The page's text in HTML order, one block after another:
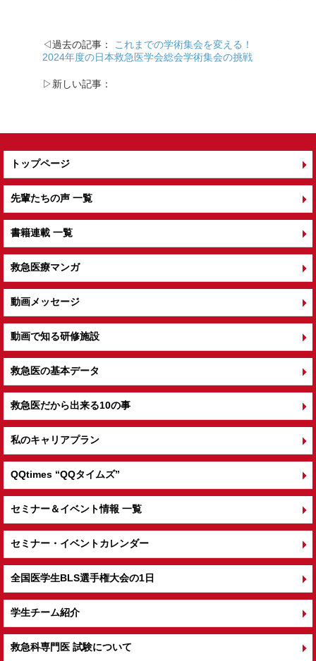
◁過去の記事：
これまでの学術集会を変える！
2024年度の日本救急医学会総会学術集会の挑戦
▷新しい記事：
トップページ
先輩たちの声 一覧
書籍連載 一覧
救急医療マンガ
動画メッセージ
動画で知る研修施設
救急医の基本データ
救急医だから出来る10の事
私のキャリアプラン
QQtimes “QQタイムズ”
セミナー＆イベント情報 一覧
セミナー・イベントカレンダー
全国医学生BLS選手権大会の1日
学生チーム紹介
救急科専門医 試験について